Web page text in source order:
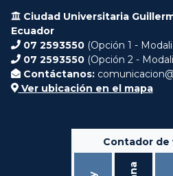
Ciudad Universitaria
Ecuador
07 2593550 (Opción 1 -
07 2593550 (Opción 2 -
Contáctanos:
Ver ubicación en el mapa
Contador de